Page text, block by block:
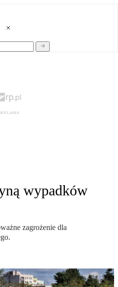
wypadków
zagrożenie dla